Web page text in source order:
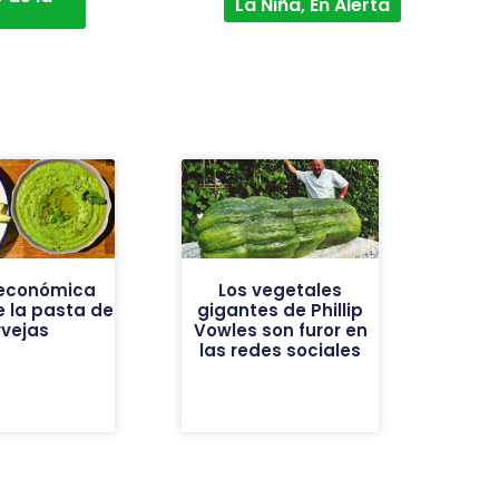
La Niña, En Alerta
la pasta de
Los vegetales
gigantes de Phillip
Vowles son furor en
las redes sociales